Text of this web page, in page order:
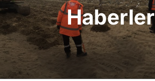
Haberler